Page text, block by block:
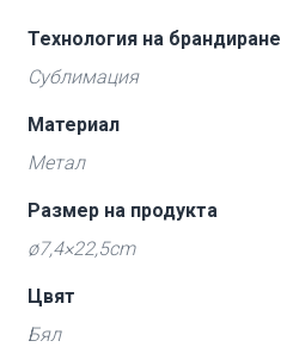
Технология на брандиране
Сублимация
Материал
Метал
Размер на продукта
ø7,4×22,5cm
Цвят
Бял